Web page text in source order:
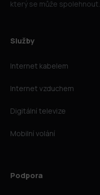
který se může spolehnout.
Služby
Internet kabelem
Internet vzduchem
Digitální televize
Mobilní volání
Podpora